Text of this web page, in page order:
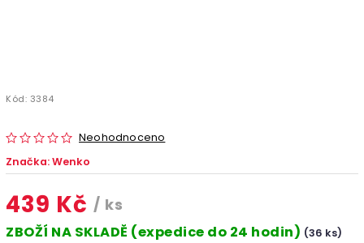
Kód: 3384
Neohodnoceno
Značka:Wenko
439 Kč / ks
ZBOŽÍ NA SKLADĚ (expedice do 24 hodin) (36 ks)